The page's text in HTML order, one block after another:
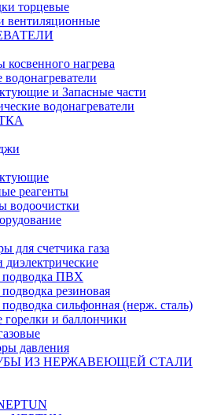
торцевые
вентиляционные
косвенного нагрева
водонагреватели
и Запасные части
водонагреватели
реагенты
водоочистки
для счетчика газа
диэлектрические
подводка ПВХ
подводка резиновая
подводка сильфонная (нерж. сталь)
горелки и баллончики
давления
ИЗ НЕРЖАВЕЮЩЕЙ СТАЛИ